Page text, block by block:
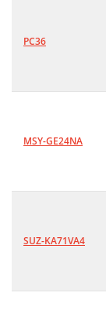
PC36
MSY-GE24NA
SUZ-KA71VA4